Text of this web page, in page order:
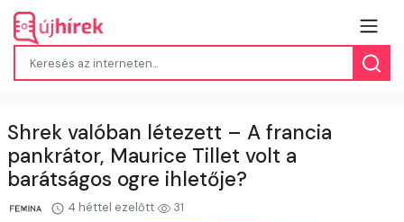
Shrek valóban létezett – A francia
pankrátor, Maurice Tillet volt a
barátságos ogre ihletője?
4 héttel ezelőtt 31